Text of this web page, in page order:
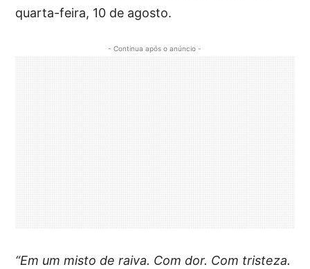
quarta-feira, 10 de agosto.
- Continua após o anúncio -
“Em um misto de raiva. Com dor. Com tristeza.